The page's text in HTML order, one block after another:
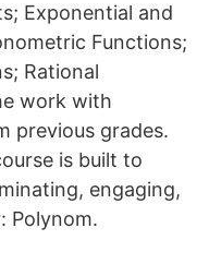
Exponential and
Functions;
Rational
work with
previous grades.
is built to
engaging,
Polynom.